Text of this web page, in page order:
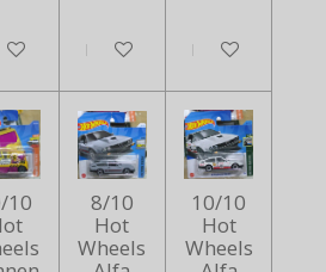
Verfügbarkeit benachrichtigen
In den Warenkorb
In den
10
8/10
Hot
Wheels
10/10
Hot
Wheels